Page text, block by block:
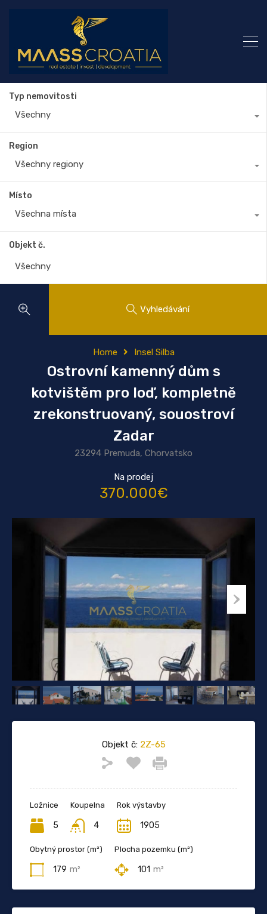
Typ nemovitosti
Všechny
Region
Všechny regiony
Místo
Všechna místa
Objekt č.
Vyhledávání
Home Insel Silba
Ostrovní kamenný dům s
kotvištěm pro loď, kompletně
zrekonstruovaný, souostroví
Zadar
23294 Premuda, Chorvatsko
Na prodej
370.000€
Objekt č:2Z-65
Ložnice
5
Koupelna
4
Rok výstavby
1905
Obytný prostor (m²)
179 m²
Plocha pozemku (m²)
101 m²